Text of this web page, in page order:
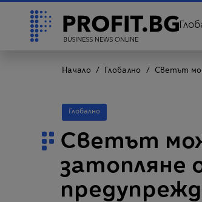
Начало Глобално Светът
Глобално
Светът
затопляне